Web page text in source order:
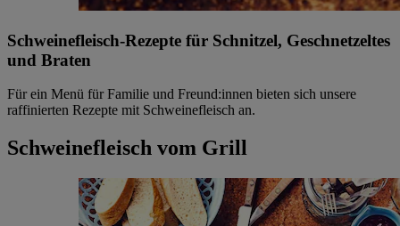
Schweinefleisch-Rezepte für Schnitzel, Geschnetzeltes
und Braten
Für ein Menü für Familie und Freund:innen bieten sich unsere
raffinierten Rezepte mit Schweinefleisch an.
Schweinefleisch vom Grill